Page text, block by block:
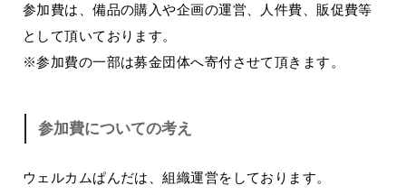
参加費は、備品の購入や企画の運営、人件費、販促費等
として頂いております。
※参加費の一部は募金団体へ寄付させて頂きます。
参加費についての考え
ウェルカムぱんだは、組織運営をしております。